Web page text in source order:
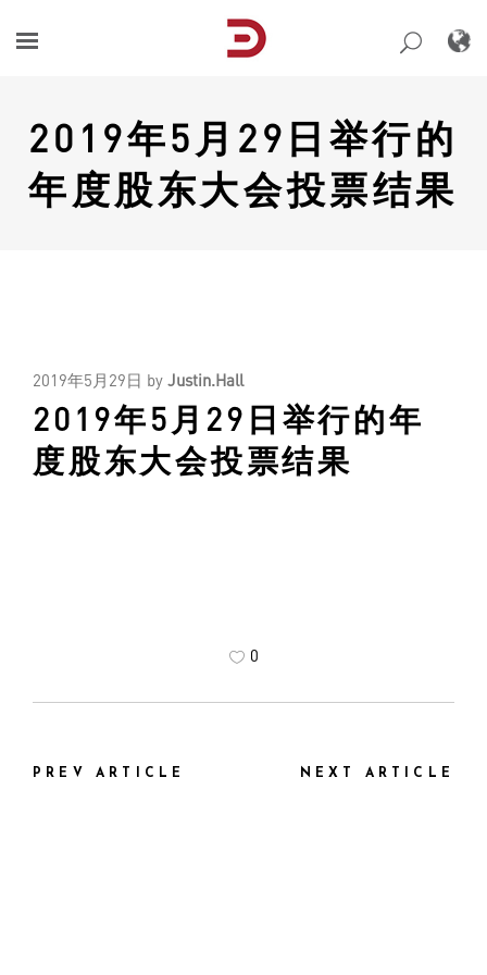
content
2019年5月29日举行的
年度股东大会投票结果
2019年5月29日 by Justin.Hall
2019年5月29日举行的年
度股东大会投票结果
0
PREV ARTICLE NEXT ARTICLE